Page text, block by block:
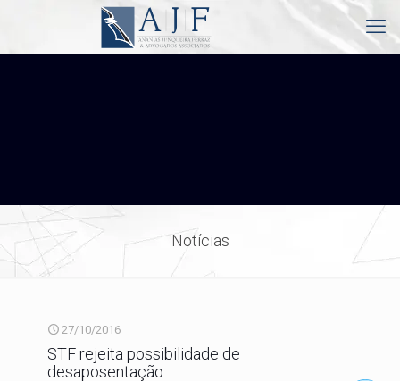
Notícias
27/10/2016
STF rejeita possibilidade de
desaposentação